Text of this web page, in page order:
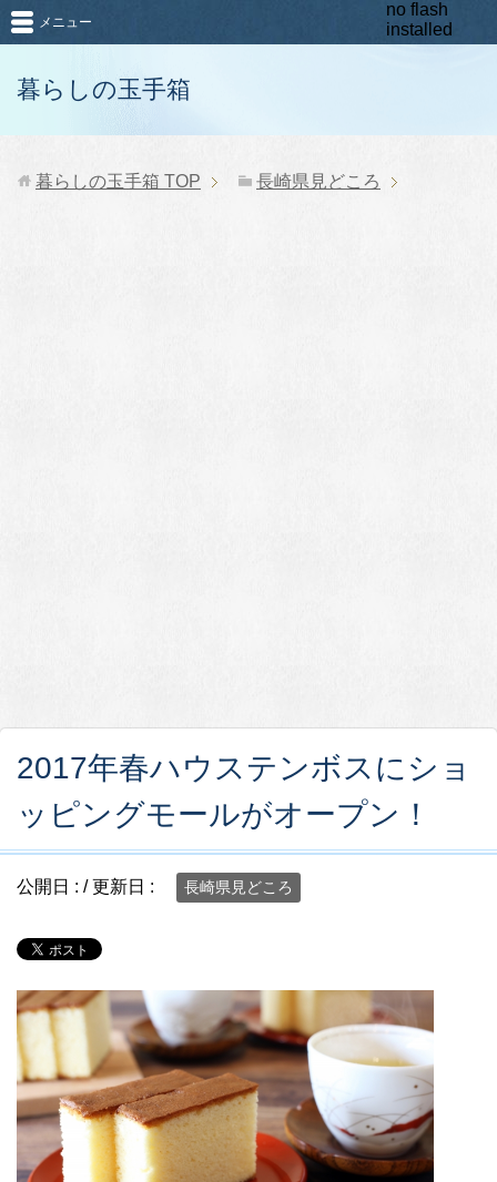
暮らしの玉手箱
メニュー
暮らしの玉手箱 TOP 長崎県見どころ
2017年春ハウステンボスにショ
ッピングモールがオープン！
公開日 : / 更新日 : 長崎県見どころ
no flash
installed